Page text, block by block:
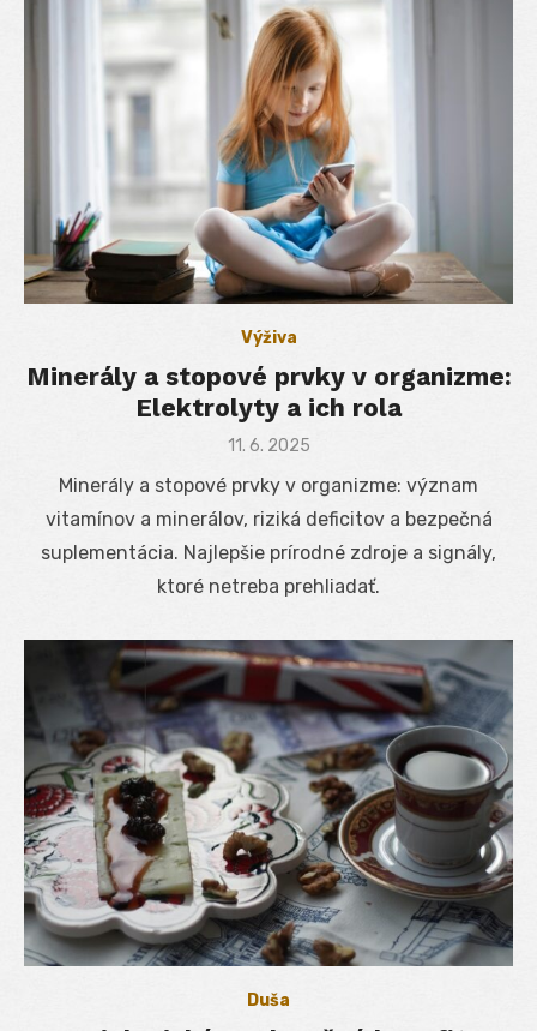
Výživa
Minerály a stopové prvky v organizme:
Elektrolyty a ich rola
Posted
11. 6. 2025
Minerály a stopové prvky v organizme: význam
vitamínov a minerálov, riziká deficitov a bezpečná
suplementácia. Najlepšie prírodné zdroje a signály,
ktoré netreba prehliadať.
Duša